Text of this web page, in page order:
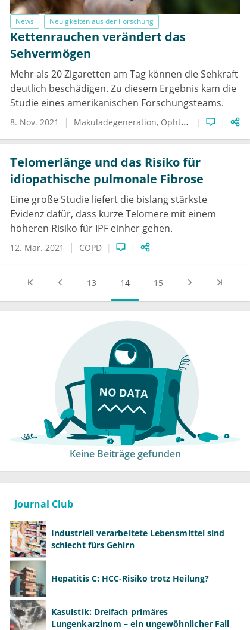
News Neuigkeiten aus der Forschung
Kettenrauchen verändert das
Sehvermögen
Mehr als 20 Zigaretten am Tag können die Sehkraft
deutlich beschädigen. Zu diesem Ergebnis kam die
Studie eines amerikanischen Forschungsteams.
8. Nov. 2021 Makuladegeneration Ophthalmologie
Telomerlänge und das Risiko für
idiopathische pulmonale Fibrose
Eine große Studie liefert die bislang stärkste
Evidenz dafür, dass kurze Telomere mit einem
höheren Risiko für IPF einher gehen.
12. Mär. 2021 COPD
13 14 15
Keine Beiträge gefunden
Journal Club
Industriell verarbeitete Lebensmittel sind
schlecht fürs Gehirn
Hepatitis C: HCC-Risiko trotz Heilung?
Kasuistik: Dreifach primäres
Lungenkarzinom – ein ungewöhnlicher Fall